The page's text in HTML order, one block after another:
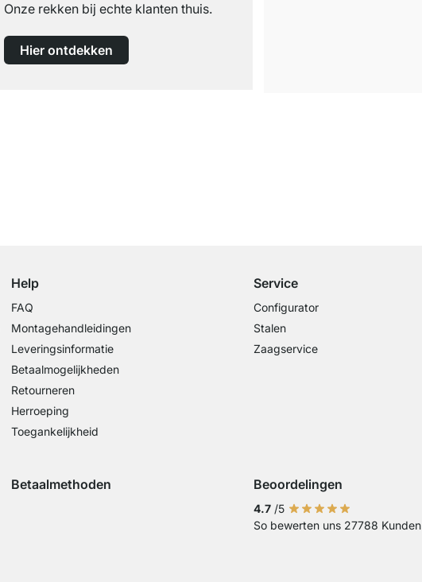
Onze rekken bij echte klanten thuis.
Hier ontdekken
Help
FAQ
Montagehandleidingen
Leveringsinformatie
Betaalmogelijkheden
Retourneren
Herroeping
Toegankelijkheid
Service
Configurator
Stalen
Zaagservice
Betaalmethoden
Betaling met Klarna Sofort
Beoordelingen
4.7 /5
So bewerten uns 27788 Kunden